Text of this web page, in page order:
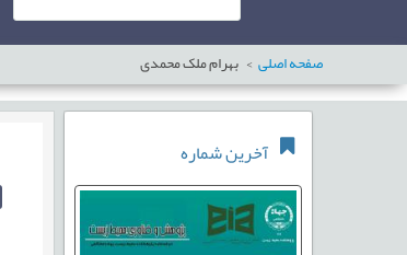
صفحه اصلی بهرام ملک محمدی
آخرین شماره